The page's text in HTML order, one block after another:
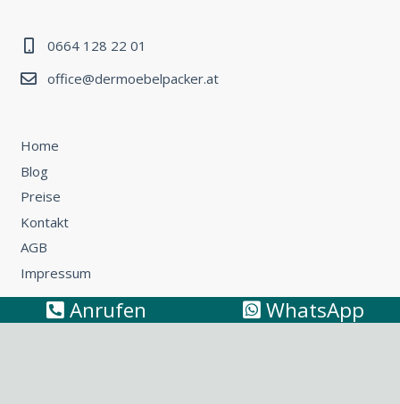
0664 128 22 01
office@dermoebelpacker.at
Home
Blog
Preise
Kontakt
AGB
Impressum
Umzug Wien – Österreich: So können Sie günstig umziehen
Anrufen WhatsApp